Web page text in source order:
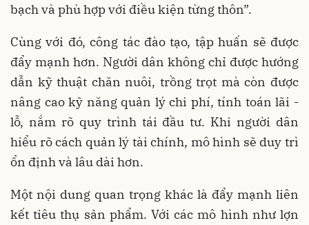
bạch và phù hợp với điều kiện từng thôn”.
Cùng với đó, công tác đào tạo, tập huấn sẽ được
đẩy mạnh hơn. Người dân không chỉ được hướng
dẫn kỹ thuật chăn nuôi, trồng trọt mà còn được
nâng cao kỹ năng quản lý chi phí, tính toán lãi -
lỗ, nắm rõ quy trình tái đầu tư. Khi người dân
hiểu rõ cách quản lý tài chính, mô hình sẽ duy trì
ổn định và lâu dài hơn.
Một nội dung quan trọng khác là đẩy mạnh liên
kết tiêu thụ sản phẩm. Với các mô hình như lợn